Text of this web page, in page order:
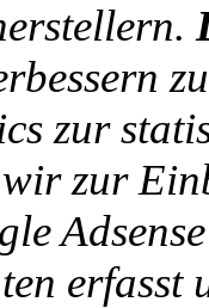
zur
wir zur
erfasst